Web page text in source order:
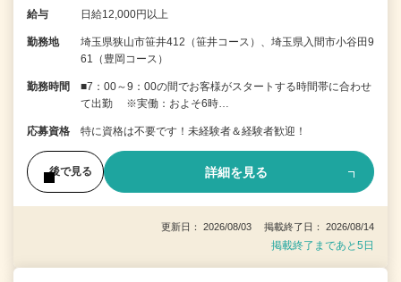
給与 日給12,000円以上
勤務地
埼玉県狭山市笹井412（笹井コース）、埼玉県入間市小谷田9
61（豊岡コース）
勤務時間
■7：00～9：00の間でお客様がスタートする時間帯に合わせ
て出勤 ※実働：およそ6時…
応募資格 特に資格は不要です！未経験者＆経験者歓迎！
後で見る 詳細を見る
更新日： 2026/08/03 掲載終了日： 2026/08/14
掲載終了まであと5日